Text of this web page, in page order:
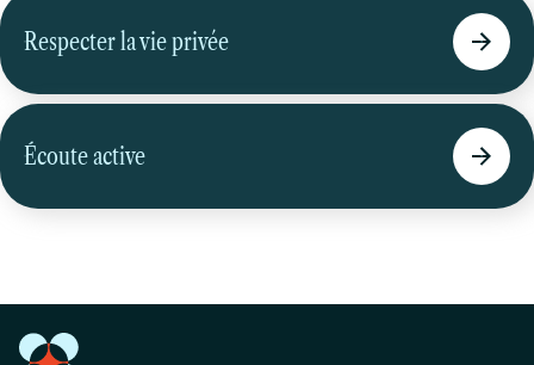
Respecter la vie privée
Écoute active